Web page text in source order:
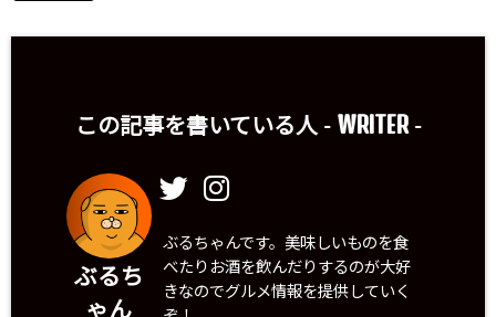
この記事を書いている人 - WRITER-
ぶるち
ゃん
ぶるちゃんです。美味しいものを食
べたりお酒を飲んだりするのが大好
きなのでグルメ情報を提供していく